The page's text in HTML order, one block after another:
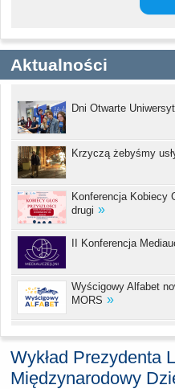
Aktualności
Dni Otwarte
Krzyczą żebyśmy
Konferencja Kobiecy
drugi
II Konferencja
Wyścigowy Alfabet
MORS
Wykład Prezydenta
Międzynarodowy